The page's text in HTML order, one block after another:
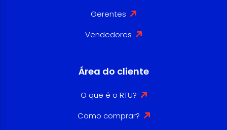
Gerentes
Vendedores
Área do cliente
O que é o RTU?
Como comprar?